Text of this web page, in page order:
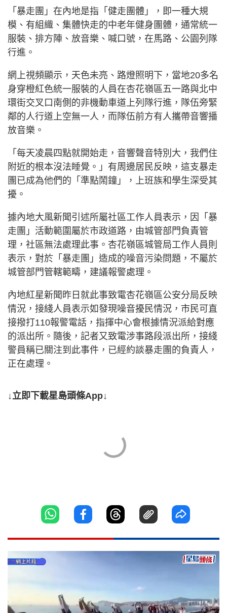
「暴走團」在內地是指「健走團體」，即一種大規
模、有組織、集體快走的中老年健身團體，通常統一
服裝、排方陣、放音樂、喊口號，在馬路、公園列隊
行進。
網上視頻顯示，天色未亮、路燈照明下，當地20多名
身穿橙紅色統一服裝的人員在杏花嶺區五一路與北中
環街交叉口南側的非機動車道上列隊行進，隊伍旁緊
鄰的人行道上空無一人，而隊伍前方有人攜帶音響播
放音樂。
「每天凌晨四點就開始走，音響聲音特別大，我們住
附近的根本沒法睡覺。」有周邊居民反映，這支暴走
團已成為他們的「準點鬧鐘」，上班族和學生深受其
擾。
據內地大風新聞引述所屬社區工作人員表示，因「暴
走團」活動範圍屬於市政道路，由城管部門負責管
理，社區無法處理此事。杏花嶺區城管局工作人員則
表示，對於「暴走團」造成的噪音污染問題，不屬於
城管部門管轄範疇，建議報警處理。
內地紅星新聞昨日就此事致電杏花嶺區公安分局反映
情況，接綫人員表示如發現噪音擾民情況，市民可直
接撥打110報警電話，指揮中心會根據情況派給對應
的派出所。隨後，記者又致電涉事路段派出所，接綫
警員稱已關注到此事件，已經約談暴走團的負責人，
正在處理。
↓立即下載星島頭條App↓